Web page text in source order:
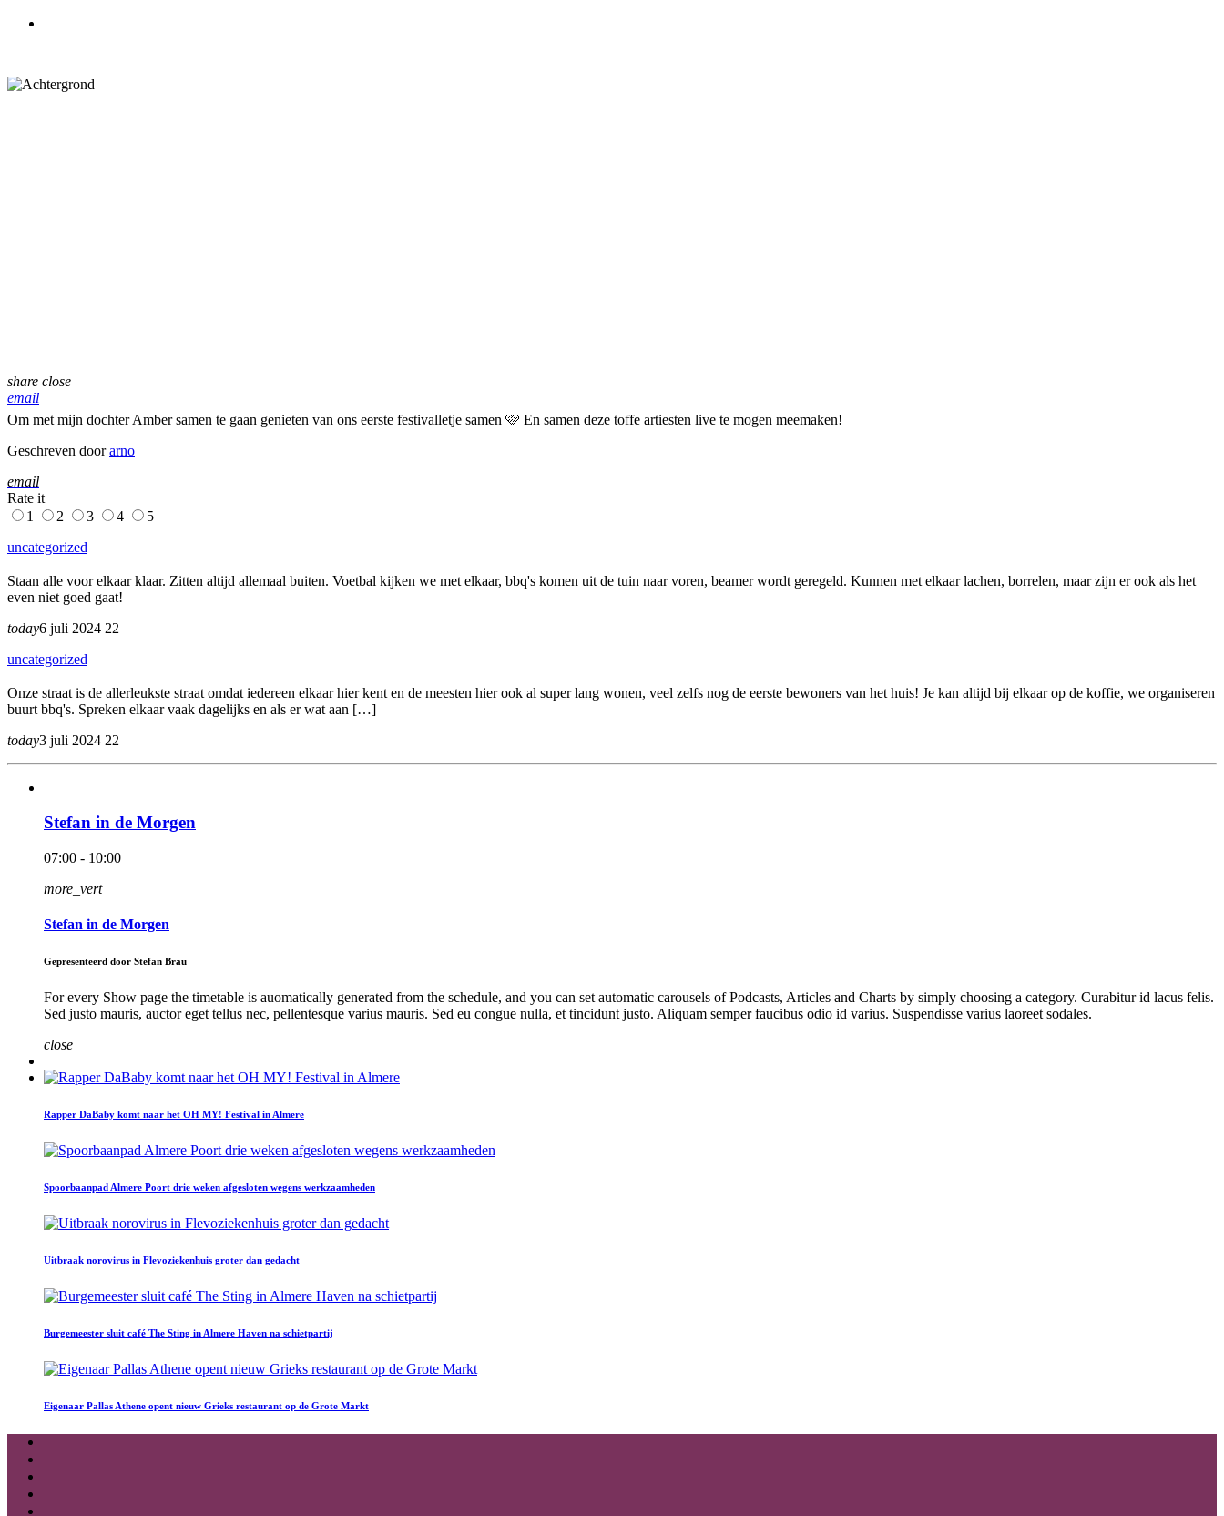
share close
email
Om met mijn dochter Amber samen te gaan genieten van ons eerste festivalletje samen 🩷 En samen deze toffe artiesten live te mogen meemaken!
Geschreven doorarno
email
Rate it
1
2 3 4
5
uncategorized
Staan alle voor elkaar klaar. Zitten altijd allemaal buiten. Voetbal kijken we met elkaar, bbq's komen uit de tuin naar voren, beamer wordt geregeld. Kunnen met elkaar lachen, borrelen, maar zijn er ook als het
even niet goed gaat!
today6 juli 2024 22
uncategorized
Onze straat is de allerleukste straat omdat iedereen elkaar hier kent en de meesten hier ook al super lang wonen, veel zelfs nog de eerste bewoners van het huis! Je kan altijd bij elkaar op de koffie, we organiseren
buurt bbq's. Spreken elkaar vaak dagelijks en als er wat aan […]
today3 juli 2024 22
Stefan in de Morgen
07:00 - 10:00
more_vert
Stefan in de Morgen
Gepresenteerd door Stefan Brau
For every Show page the timetable is auomatically generated from the schedule, and you can set automatic carousels of Podcasts, Articles and Charts by simply choosing a category. Curabitur id lacus felis.
Sed justo mauris, auctor eget tellus nec, pellentesque varius mauris. Sed eu congue nulla, et tincidunt justo. Aliquam semper faucibus odio id varius. Suspendisse varius laoreet sodales.
close
Rapper DaBaby komt naar het OH MY! Festival in Almere
Spoorbaanpad Almere Poort drie weken afgesloten wegens werkzaamheden
Uitbraak norovirus in Flevoziekenhuis groter dan gedacht
Burgemeester sluit café The Sting in Almere Haven na schietpartij
Eigenaar Pallas Athene opent nieuw Grieks restaurant op de Grote Markt